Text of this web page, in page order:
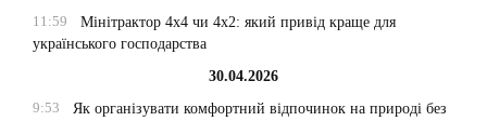
11:59
Мінітрактор 4х4 чи 4х2: який привід краще для
українського господарства
30.04.2026
9:53
Як організувати комфортний відпочинок на природі без